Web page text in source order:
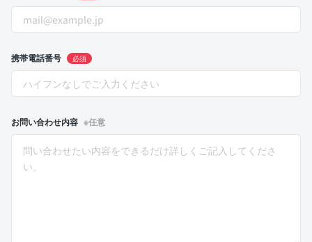
携帯電話番号 必須
お問い合わせ内容 ※任意